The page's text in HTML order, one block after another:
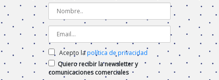
Acepto lapolítica de privacidad
Quiero recibir la newsletter y
comunicaciones comerciales